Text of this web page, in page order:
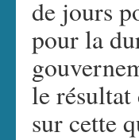
de jours
pour la
le
sur cette